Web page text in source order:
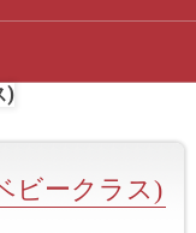
ビークラス)